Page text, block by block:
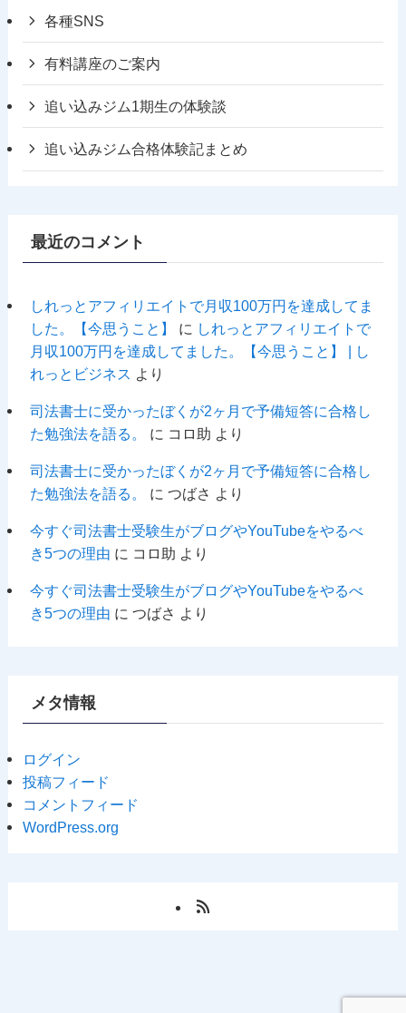
各種SNS
有料講座のご案内
追い込みジム1期生の体験談
追い込みジム合格体験記まとめ
最近のコメント
しれっとアフィリエイトで月収100万円を達成してま
した。【今思うこと】
に しれっとアフィリエイトで
月収100万円を達成してました。【今思うこと】 | し
れっとビジネス より
司法書士に受かったぼくが2ヶ月で予備短答に合格し
た勉強法を語る。
に コロ助 より
司法書士に受かったぼくが2ヶ月で予備短答に合格し
た勉強法を語る。
に つばさ より
今すぐ司法書士受験生がブログやYouTubeをやるべ
き5つの理由 に コロ助 より
今すぐ司法書士受験生がブログやYouTubeをやるべ
き5つの理由 に つばさ より
メタ情報
ログイン
投稿フィード
コメントフィード
WordPress.org